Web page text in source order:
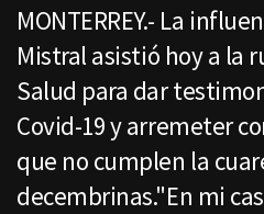
MONTERREY.- La
Mistral asistió hoy a la
Salud para dar
Covid-19 y arremeter
que no cumplen la
decembrinas."En mi